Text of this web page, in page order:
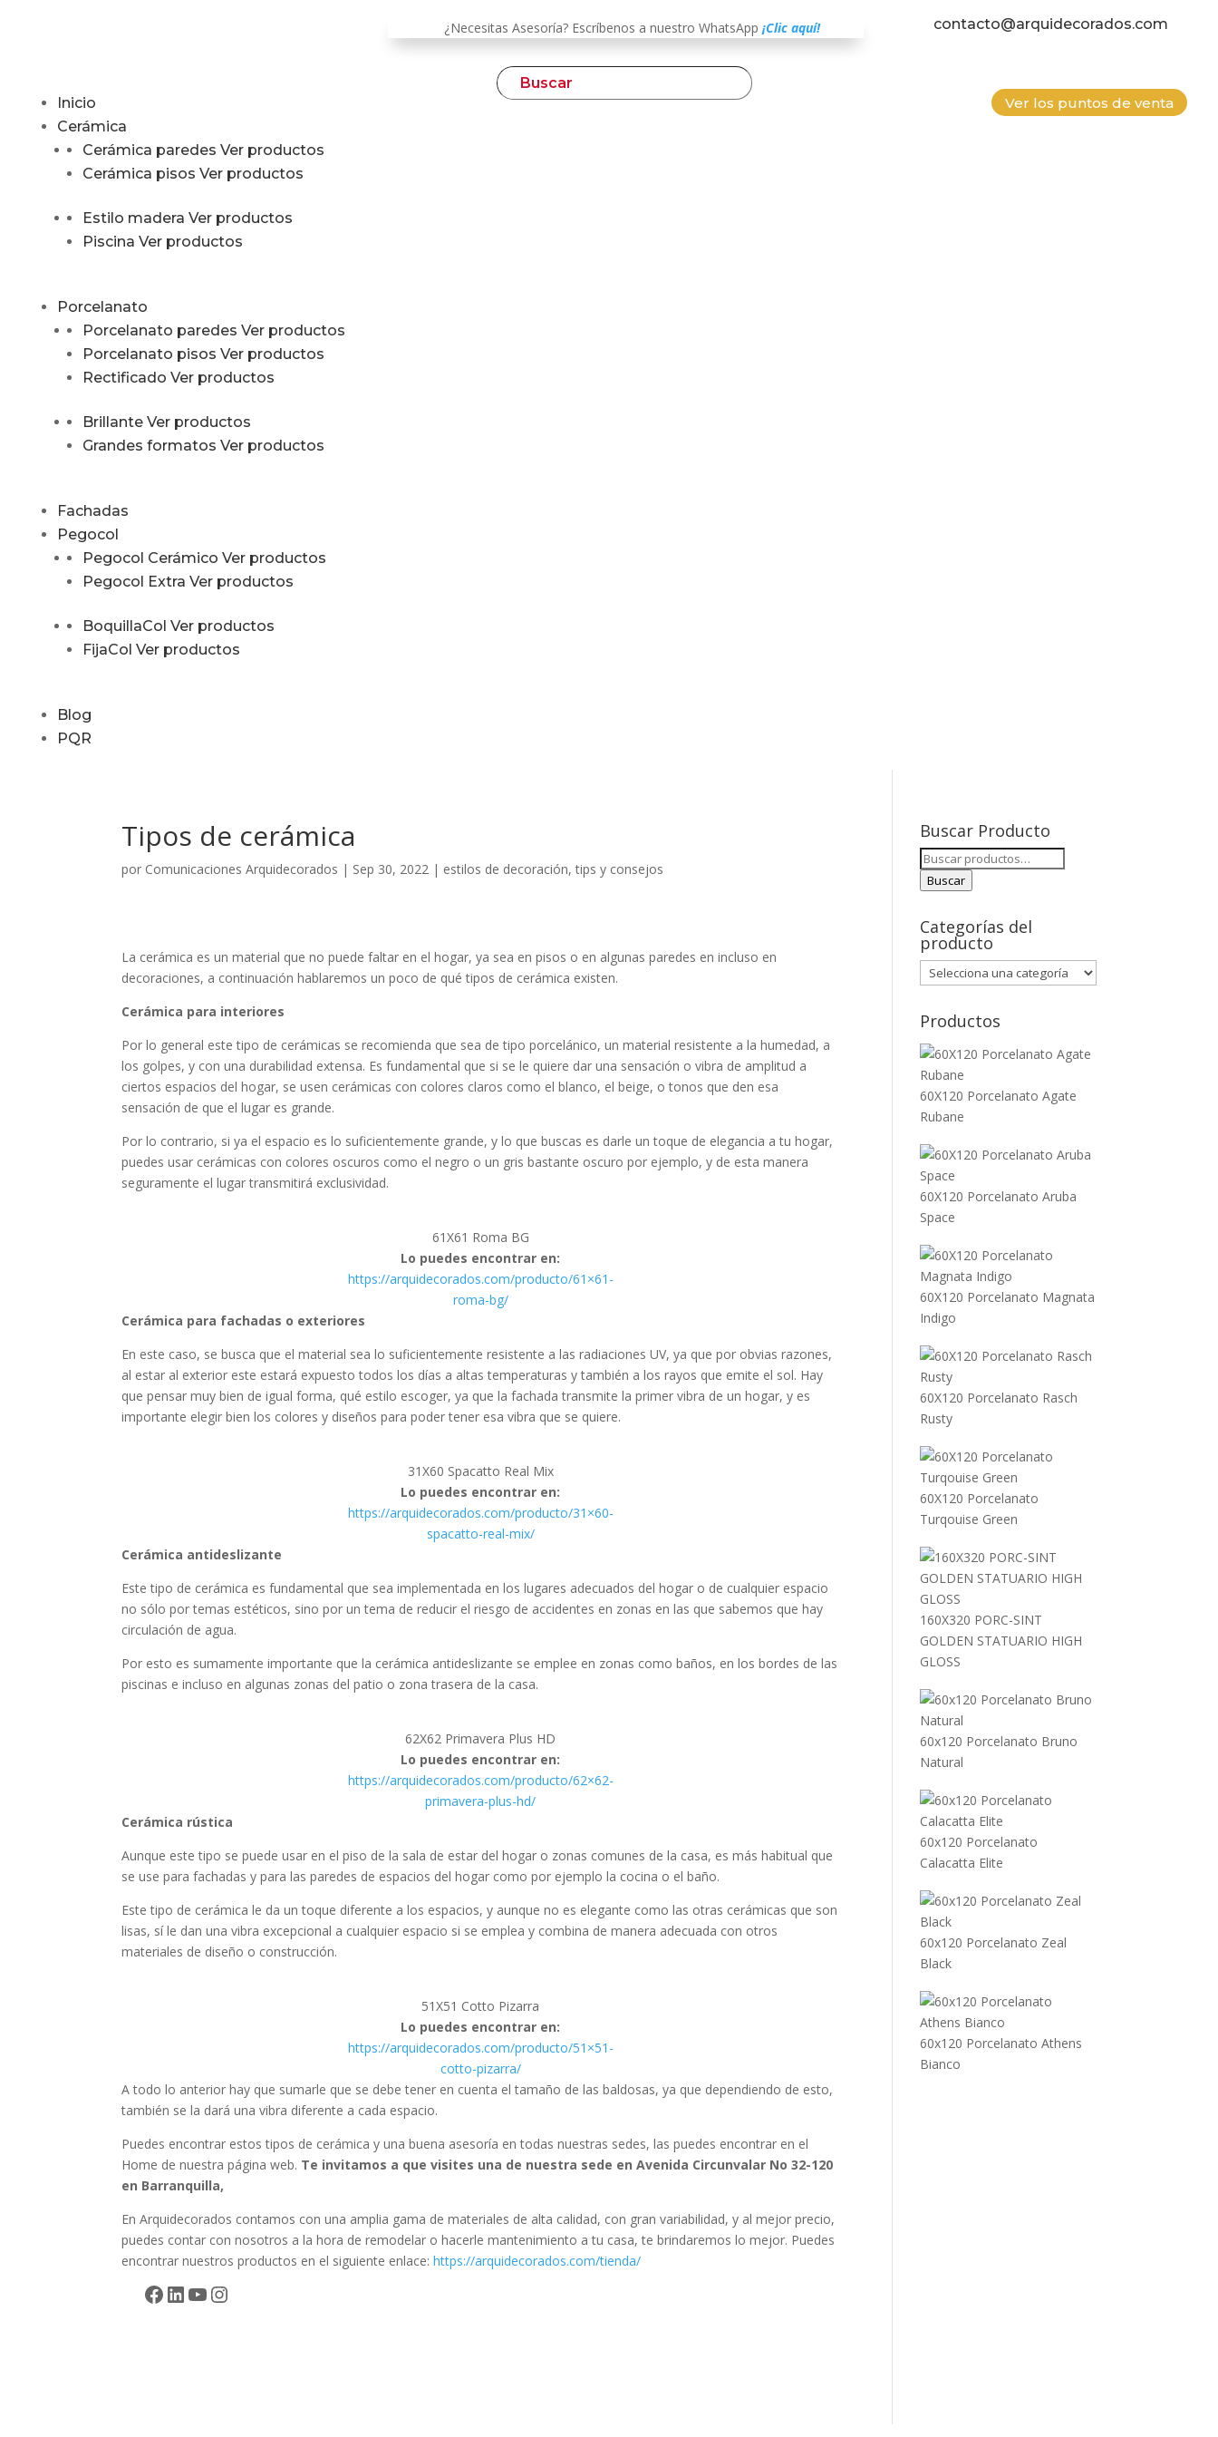
¿Necesitas Asesoría? Escríbenos a nuestro WhatsApp¡Clic aquí! contacto@arquidecorados.com
Inicio
Cerámica
Cerámica paredes Ver productos
Cerámica pisos Ver productos
Estilo madera Ver productos
Piscina Ver productos
Porcelanato
Porcelanato paredes Ver productos
Porcelanato pisos Ver productos
Rectificado Ver productos
Brillante Ver productos
Grandes formatos Ver productos
Fachadas
Pegocol
Pegocol Cerámico Ver productos
Pegocol Extra Ver productos
BoquillaCol Ver productos
FijaCol Ver productos
Blog
PQR
Ver los puntos de venta
Tipos de cerámica
por Comunicaciones Arquidecorados | Sep 30, 2022 | estilos de decoración,tips y consejos
La cerámica es un material que no puede faltar en el hogar, ya sea en pisos o en algunas paredes en incluso en
decoraciones, a continuación hablaremos un poco de qué tipos de cerámica existen.
Cerámica para interiores
Por lo general este tipo de cerámicas se recomienda que sea de tipo porcelánico, un material resistente a la humedad, a
los golpes, y con una durabilidad extensa. Es fundamental que si se le quiere dar una sensación o vibra de amplitud a
ciertos espacios del hogar, se usen cerámicas con colores claros como el blanco, el beige, o tonos que den esa
sensación de que el lugar es grande.
Por lo contrario, si ya el espacio es lo suficientemente grande, y lo que buscas es darle un toque de elegancia a tu hogar,
puedes usar cerámicas con colores oscuros como el negro o un gris bastante oscuro por ejemplo, y de esta manera
seguramente el lugar transmitirá exclusividad.
61X61 Roma BG
Lo puedes encontrar en:
https://arquidecorados.com/producto/61×61-
roma-bg/
Cerámica para fachadas o exteriores
En este caso, se busca que el material sea lo suficientemente resistente a las radiaciones UV, ya que por obvias razones,
al estar al exterior este estará expuesto todos los días a altas temperaturas y también a los rayos que emite el sol. Hay
que pensar muy bien de igual forma, qué estilo escoger, ya que la fachada transmite la primer vibra de un hogar, y es
importante elegir bien los colores y diseños para poder tener esa vibra que se quiere.
31X60 Spacatto Real Mix
Lo puedes encontrar en:
https://arquidecorados.com/producto/31×60-
spacatto-real-mix/
Cerámica antideslizante
Este tipo de cerámica es fundamental que sea implementada en los lugares adecuados del hogar o de cualquier espacio
no sólo por temas estéticos, sino por un tema de reducir el riesgo de accidentes en zonas en las que sabemos que hay
circulación de agua.
Por esto es sumamente importante que la cerámica antideslizante se emplee en zonas como baños, en los bordes de las
piscinas e incluso en algunas zonas del patio o zona trasera de la casa.
62X62 Primavera Plus HD
Lo puedes encontrar en:
https://arquidecorados.com/producto/62×62-
primavera-plus-hd/
Cerámica rústica
Aunque este tipo se puede usar en el piso de la sala de estar del hogar o zonas comunes de la casa, es más habitual que
se use para fachadas y para las paredes de espacios del hogar como por ejemplo la cocina o el baño.
Este tipo de cerámica le da un toque diferente a los espacios, y aunque no es elegante como las otras cerámicas que son
lisas, sí le dan una vibra excepcional a cualquier espacio si se emplea y combina de manera adecuada con otros
materiales de diseño o construcción.
51X51 Cotto Pizarra
Lo puedes encontrar en:
https://arquidecorados.com/producto/51×51-
cotto-pizarra/
A todo lo anterior hay que sumarle que se debe tener en cuenta el tamaño de las baldosas, ya que dependiendo de esto,
también se la dará una vibra diferente a cada espacio.
Puedes encontrar estos tipos de cerámica y una buena asesoría en todas nuestras sedes, las puedes encontrar en el
Home de nuestra página web. Te invitamos a que visites una de nuestra sede en Avenida Circunvalar No 32-120
en Barranquilla,
En Arquidecorados contamos con una amplia gama de materiales de alta calidad, con gran variabilidad, y al mejor precio,
puedes contar con nosotros a la hora de remodelar o hacerle mantenimiento a tu casa, te brindaremos lo mejor. Puedes
encontrar nuestros productos en el siguiente enlace:https://arquidecorados.com/tienda/
Facebook
LinkedIn
YouTube
Instagram
Buscar Producto
Buscar
por:
Buscar
Categorías del
producto
Productos
60X120 Porcelanato Agate
Rubane
60X120 Porcelanato Aruba
Space
60X120 Porcelanato Magnata
Indigo
60X120 Porcelanato Rasch
Rusty
60X120 Porcelanato
Turqouise Green
160X320 PORC-SINT
GOLDEN STATUARIO HIGH
GLOSS
60x120 Porcelanato Bruno
Natural
60x120 Porcelanato
Calacatta Elite
60x120 Porcelanato Zeal
Black
60x120 Porcelanato Athens
Bianco